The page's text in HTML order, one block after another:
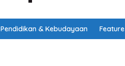
Pendidikan & Kebudayaan Feature